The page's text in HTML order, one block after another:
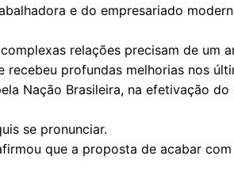
e do empresariado
relações precisam de um
profundas melhorias nos
Nação Brasileira, na efetivação
se pronunciar.
que a proposta de acabar